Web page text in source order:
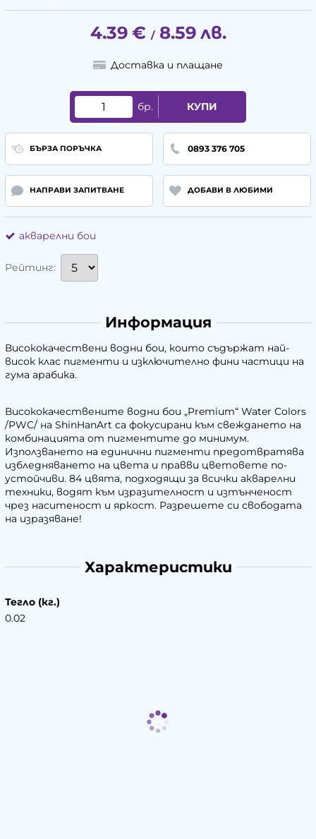
4.39 € / 8.59 лв.
Доставка и плащане
бр. КУПИ
БЪРЗА ПОРЪЧКА 0893 376 705
НАПРАВИ ЗАПИТВАНЕ ДОБАВИ В ЛЮБИМИ
акварелни бои
Рейтинг:
Информация
Висококачествени водни бои, които съдържат най-
висок клас пигменти и изключително фини частици на
гума арабика.
Висококачествените водни бои „Premium“ Water Colors
/PWC/ на ShinHanArt са фокусирани към свеждането на
комбинацията от пигментите до минимум.
Използването на единични пигменти предотвратява
избледняването на цвета и правви цветовете по-
устойчиви. 84 цвята, подходящи за всички акварелни
техники, водят към изразителност и изтънченост
чрез наситеност и яркост. Разрешете си свободата
на изразяване!
Характеристики
Тегло (кг.)
0.02